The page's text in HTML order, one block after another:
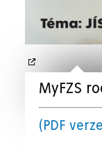
MyFZS
(PDF